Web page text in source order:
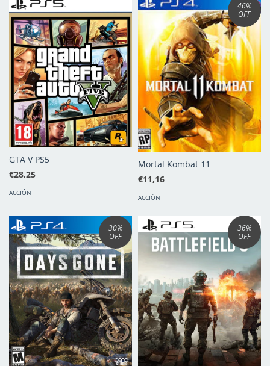
GTA V PS5
€28,25
ACCIÓN
46%
OFF
Mortal Kombat 11
€11,16
ACCIÓN
30%
OFF
36%
OFF